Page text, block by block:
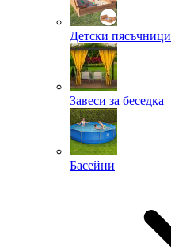
Детски пясъчници
Завеси за беседка
Басейни